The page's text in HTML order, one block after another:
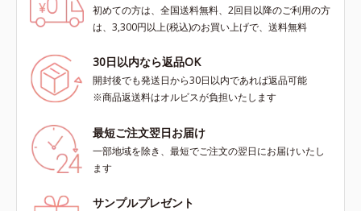
初めての方は、全国送料無料、2回目以降のご利用の方
は、3,300円以上(税込)のお買い上げで、送料無料
30日以内なら返品OK
開封後でも発送日から30日以内であれば返品可能
※商品返送料はオルビスが負担いたします
最短ご注文翌日お届け
一部地域を除き、最短でご注文の翌日にお届けいたし
ます
サンプルプレゼント